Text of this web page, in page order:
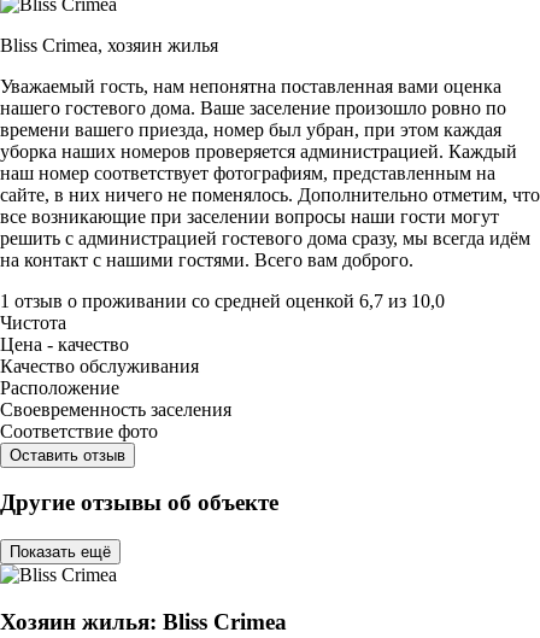
Bliss Crimea, хозяин жилья
Уважаемый гость, нам непонятна поставленная вами оценка
нашего гостевого дома. Ваше заселение произошло ровно по
времени вашего приезда, номер был убран, при этом каждая
уборка наших номеров проверяется администрацией. Каждый
наш номер соответствует фотографиям, представленным на
сайте, в них ничего не поменялось. Дополнительно отметим, что
все возникающие при заселении вопросы наши гости могут
решить с администрацией гостевого дома сразу, мы всегда идём
на контакт с нашими гостями. Всего вам доброго.
1 отзыв о проживании со средней оценкой 6,7 из 10,0
Чистота
Цена - качество
Качество обслуживания
Расположение
Своевременность заселения
Соответствие фото
Оставить отзыв
Другие отзывы об объекте
Показать ещё
Хозяин жилья: Bliss Crimea